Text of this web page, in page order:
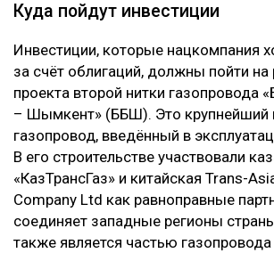
Куда пойдут инвестиции
Инвестиции, которые нацкомпания
за счёт облигаций, должны пойти на
проекта второй нитки газопровода
– Шымкент» (ББШ). Это крупнейший
газопровод, введённый в
В его строительстве участвовали
«КазТрансГаз» и китайская Trans-
Cоmpany Ltd как равноправные
соединяет западные регионы
также является частью газопровода